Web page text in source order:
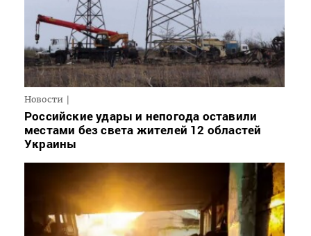
Новости
Российские удары и непогода оставили
местами без света жителей 12 областей
Украины